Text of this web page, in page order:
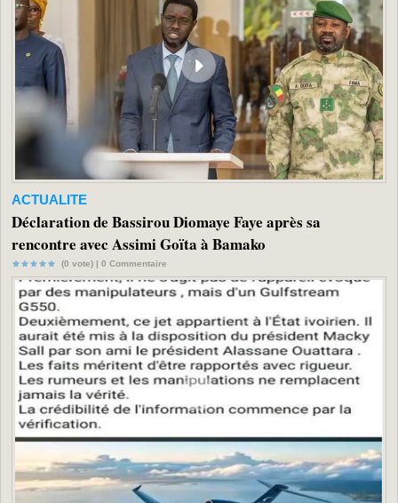
ACTUALITE
Déclaration de Bassirou Diomaye Faye après sa
rencontre avec Assimi Goïta à Bamako
(0 vote) | 0 Commentaire